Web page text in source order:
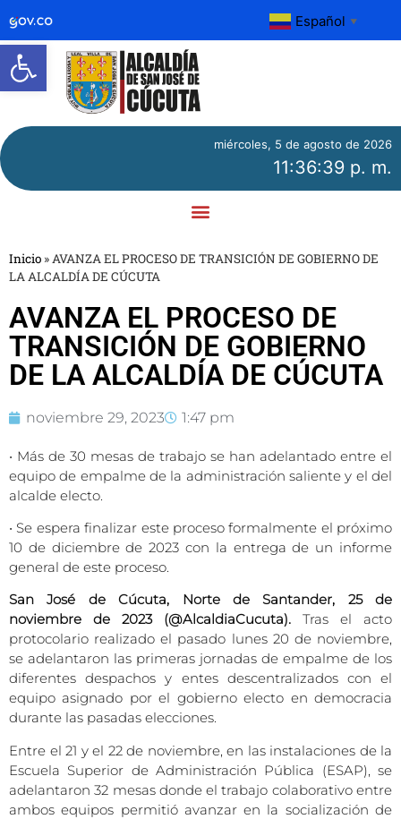
Abrir barra de herramientas
Español ▼
miércoles, 5 de agosto de 2026
11:36:40 p. m.
Inicio » AVANZA EL PROCESO DE TRANSICIÓN DE GOBIERNO DE
LA ALCALDÍA DE CÚCUTA
AVANZA EL PROCESO DE
TRANSICIÓN DE GOBIERNO
DE LA ALCALDÍA DE CÚCUTA
noviembre 29, 2023 1:47 pm
• Más de 30 mesas de trabajo se han adelantado entre el
equipo de empalme de la administración saliente y el del
alcalde electo.
• Se espera finalizar este proceso formalmente el próximo
10 de diciembre de 2023 con la entrega de un informe
general de este proceso.
San José de Cúcuta, Norte de Santander, 25 de
noviembre de 2023 (@AlcaldiaCucuta). Tras el acto
protocolario realizado el pasado lunes 20 de noviembre,
se adelantaron las primeras jornadas de empalme de los
diferentes despachos y entes descentralizados con el
equipo asignado por el gobierno electo en democracia
durante las pasadas elecciones.
Entre el 21 y el 22 de noviembre, en las instalaciones de la
Escuela Superior de Administración Pública (ESAP), se
adelantaron 32 mesas donde el trabajo colaborativo entre
ambos equipos permitió avanzar en la socialización de